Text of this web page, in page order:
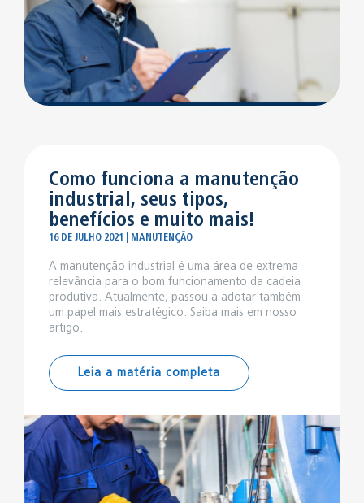
Como funciona a manutenção
industrial, seus tipos,
benefícios e muito mais!
16 DE JULHO 2021 | MANUTENÇÃO
A manutenção industrial é uma área de extrema
relevância para o bom funcionamento da cadeia
produtiva. Atualmente, passou a adotar também
um papel mais estratégico. Saiba mais em nosso
artigo.
Leia a matéria completa